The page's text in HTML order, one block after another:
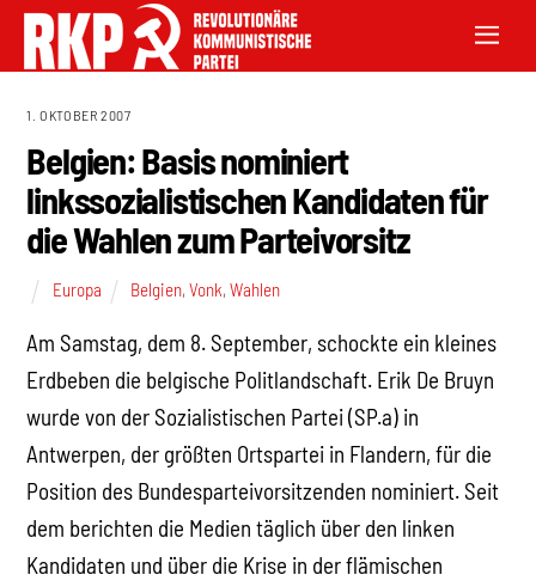
1. OKTOBER 2007
Belgien: Basis nominiert
linkssozialistischen Kandidaten für
die Wahlen zum Parteivorsitz
Europa Belgien,Vonk,Wahlen
Am Samstag, dem 8. September, schockte ein kleines
Erdbeben die belgische Politlandschaft. Erik De Bruyn
wurde von der Sozialistischen Partei (SP.a) in
Antwerpen, der größten Ortspartei in Flandern, für die
Position des Bundesparteivorsitzenden nominiert. Seit
dem berichten die Medien täglich über den linken
Kandidaten und über die Krise in der flämischen